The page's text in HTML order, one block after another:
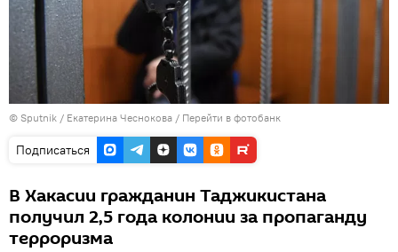
© Sputnik / Екатерина Чеснокова / Перейти в фотобанк
Подписаться
В Хакасии гражданин Таджикистана
получил 2,5 года колонии за пропаганду
терроризма